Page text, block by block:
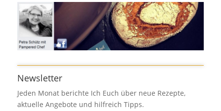
Newsletter
Jeden Monat berichte Ich Euch über neue Rezepte,
aktuelle Angebote und hilfreich Tipps.